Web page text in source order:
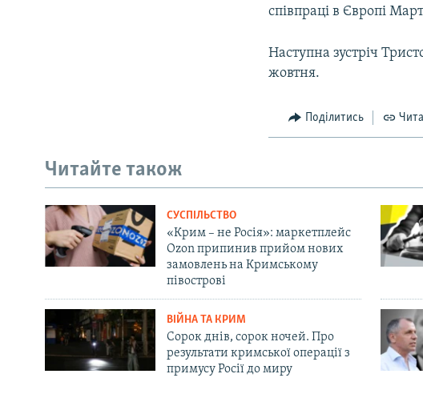
співпраці в Європі
Наступна зустріч
жовтня.
Поділитись
Читайте також
СУСПІЛЬСТВО
«Крим – не Росія»: маркетплейс
Ozon припинив прийом нових
замовлень на Кримському
півострові
ВІЙНА ТА КРИМ
Сорок днів, сорок ночей. Про
результати кримської операції з
примусу Росії до миру